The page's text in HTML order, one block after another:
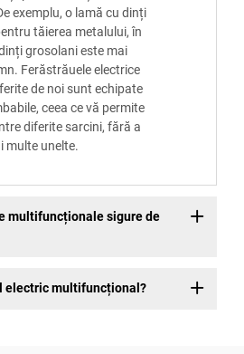
exemplu, o lamă cu dinți
tăierea metalului, în
grosolani este mai
Ferăstrăuele electrice
de noi sunt echipate
ceea ce vă permite
diferite sarcini, fără a
multe unelte.
multifuncționale sigure de
electric multifuncțional?